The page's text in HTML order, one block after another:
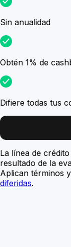
Sin anualidad
Obtén 1% de
Difiere todas tus
La línea de
resultado de la
Aplican términos
diferidas.